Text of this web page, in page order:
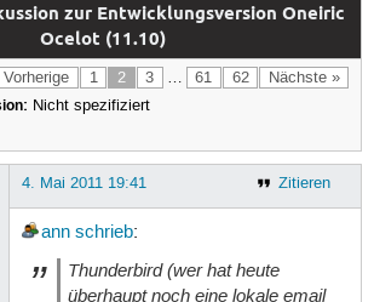
zur Entwicklungsversion Oneiric
Ocelot (11.10)
Vorherige 1 2 3 … 61 62 Nächste »
Nicht spezifiziert
Zitieren
4. Mai 2011 19:41
ann schrieb:
Thunderbird (wer hat heute
überhaupt noch eine lokale email